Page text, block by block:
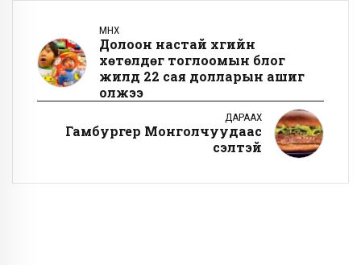
ӨМНӨХ
Долоон настай хүүгийн
хөтөлдөг тоглоомын блог
жилд 22 сая долларын ашиг
олжээ
ДАРААХ
Гамбургер Монголчуудаас
үүсэлтэй